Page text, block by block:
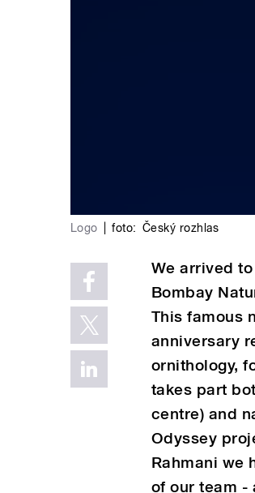
Logo foto: Český rozhlas
We arrived
Bombay
This famous
anniversary
ornithology,
takes part
centre) and
Odyssey
Rahmani we
of our team -